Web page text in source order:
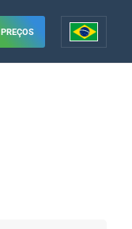
PREÇOS